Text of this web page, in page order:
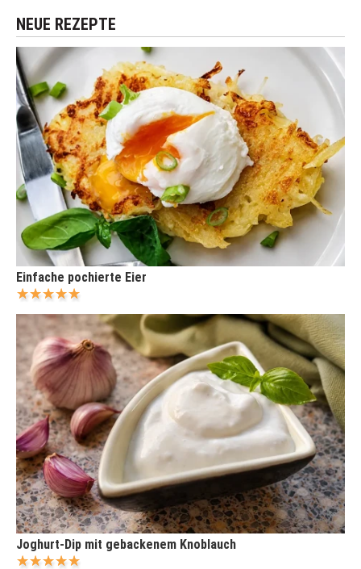
NEUE REZEPTE
Einfache pochierte Eier
Joghurt-Dip mit gebackenem Knoblauch